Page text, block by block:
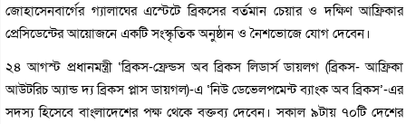
জোহাসেনবার্গের গ্যালাঘের এস্টেটে ব্রিকসের বর্তমান চেয়ার ও দক্ষিণ আফ্রিকার
প্রেসিডেন্টের আয়োজনে একটি সংস্কৃতিক অনুষ্ঠান ও নৈশভোজে যোগ দেবেন।
২৪ আগস্ট প্রধানমন্ত্রী ‘ব্রিকস-ফ্রেন্ডস অব ব্রিকস লিডার্স ডায়লগ (ব্রিকস- আফ্রিকা
আউটরিচ অ্যান্ড দ্য ব্রিকস প্লাস ডায়গল)-এ ‘নিউ ডেভেলপমেন্ট ব্যাংক অব ব্রিকস’-এর
সদস্য হিসেবে বাংলাদেশের পক্ষ থেকে বক্তব্য দেবেন। সকাল ৯টায় ৭০টি দেশের